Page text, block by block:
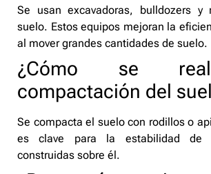
Se usan excavadoras, bulldozers y
suelo. Estos equipos mejoran la
al mover grandes cantidades de suelo.
¿Cómo se
compactación del
Se compacta el suelo con rodillos o
es clave para la estabilidad de
construidas sobre él.